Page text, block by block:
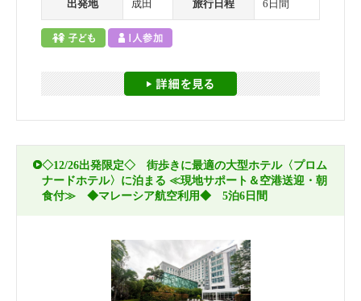
出発地 成田 旅行日程 6日間
◇12/26出発限定◇ 街歩きに最適の大型ホテル〈プロム
ナードホテル〉に泊まる ≪現地サポート＆空港送迎・朝
食付≫ ◆マレーシア航空利用◆ 5泊6日間